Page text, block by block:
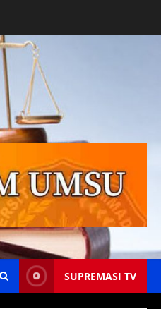
SUPREMASI TV